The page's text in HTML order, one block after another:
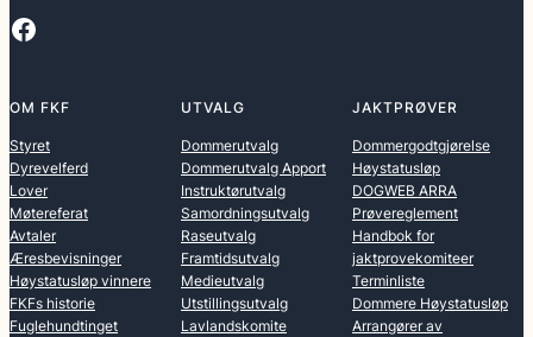
Facebook
OM FKF
Styret
Dyrevelferd
Lover
Møtereferat
Avtaler
Æresbevisninger
Høystatusløp vinnere
FKFs historie
Fuglehundtinget
UTVALG
Dommerutvalg
Dommerutvalg Apport
Instruktørutvalg
Samordningsutvalg
Raseutvalg
Framtidsutvalg
Medieutvalg
Utstillingsutvalg
Lavlandskomite
JAKTPRØVER
Dommergodtgjørelse
Høystatusløp
DOGWEB ARRA
Prøvereglement
Handbok for
jaktprovekomiteer
Terminliste
Dommere Høystatusløp
Arrangører av